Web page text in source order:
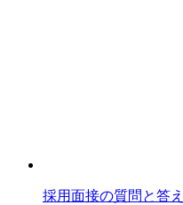
採用面接の質問と答